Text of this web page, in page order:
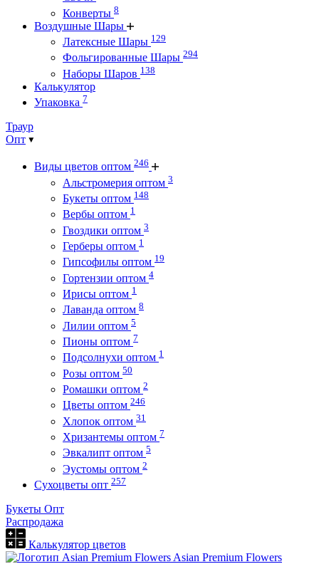
Конверты 8
Воздушные Шары
Латексные Шары 129
Фольгированные Шары 294
Наборы Шаров 138
Калькулятор
Упаковка 7
Траур
Опт
Виды цветов оптом 246
Альстромерия оптом 3
Букеты оптом 148
Вербы оптом 1
Гвоздики оптом 3
Герберы оптом 1
Гипсофилы оптом 19
Гортензии оптом 4
Ирисы оптом 1
Лаванда оптом 8
Лилии оптом 5
Пионы оптом 7
Подсолнухи оптом 1
Розы оптом 50
Ромашки оптом 2
Цветы оптом 246
Хлопок оптом 31
Хризантемы оптом 7
Эвкалипт оптом 5
Эустомы оптом 2
Сухоцветы опт 257
Букеты Опт
Распродажа
Калькулятор цветов
Asian Premium Flowers